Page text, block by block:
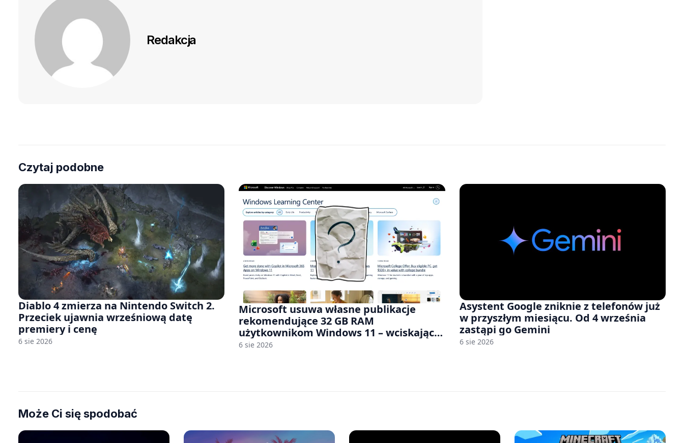
Redakcja
Czytaj podobne
Diablo 4 zmierza na Nintendo Switch 2.
Przeciek ujawnia wrześniową datę
premiery i cenę
6 sie 2026
Microsoft usuwa własne publikacje
rekomendujące 32 GB RAM
użytkownikom Windows 11 – wciskając
nam przy tym komputery z 8 GB RAM po
6 sie 2026
Asystent Google zniknie z telefonów już
w przyszłym miesiącu. Od 4 września
zastąpi go Gemini
6 sie 2026
Może Ci się spodobać